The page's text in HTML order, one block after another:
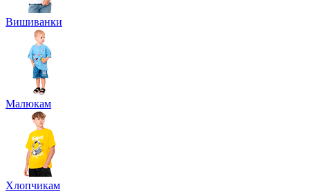
Вишиванки
Малюкам
Хлопчикам